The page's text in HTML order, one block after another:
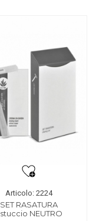
Articolo: 2224
SET RASATURA
NEUTRO